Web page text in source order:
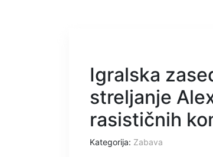
Igralska
streljanje
rasističnih
Kategorija: Zabava